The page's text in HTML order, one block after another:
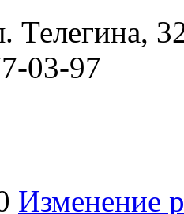
Телегина,
03-97
Изменение